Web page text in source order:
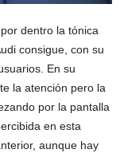
dentro la tónica
consigue, con su
En su
la atención pero la
por la pantalla
en esta
aunque hay